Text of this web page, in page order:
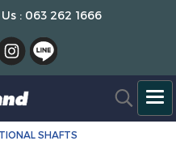
: 063 262 1666
SHAFTS